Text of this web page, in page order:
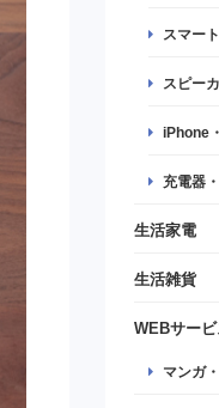
スマー
スピー
iPhone
充電器
生活家電
生活雑貨
WEBサービ
マンガ